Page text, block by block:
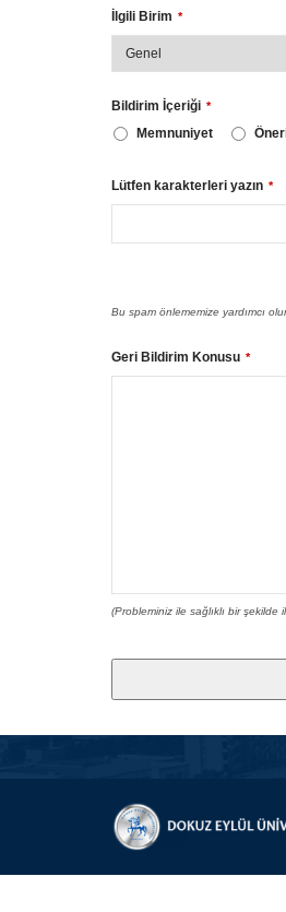
İlgili Birim *
Bildirim İçeriği *
Memnuniyet
Lütfen karakterleri yazın *
Bu spam önlememize yardımcı
Geri Bildirim Konusu *
(Probleminiz ile sağlıklı bir